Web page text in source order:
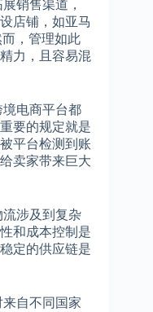
销售渠道，
店铺，如亚马
而，管理如此
力，且容易混
境电商平台都
要的规定就是
平台检测到账
卖家带来巨大
流涉及到复杂
和成本控制是
定的供应链是
来自不同国家